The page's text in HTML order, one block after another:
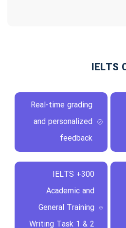
Real-time grading
and personalized
feedback
300+ IELTS
Academic and
General Training
Writing Task 1 & 2